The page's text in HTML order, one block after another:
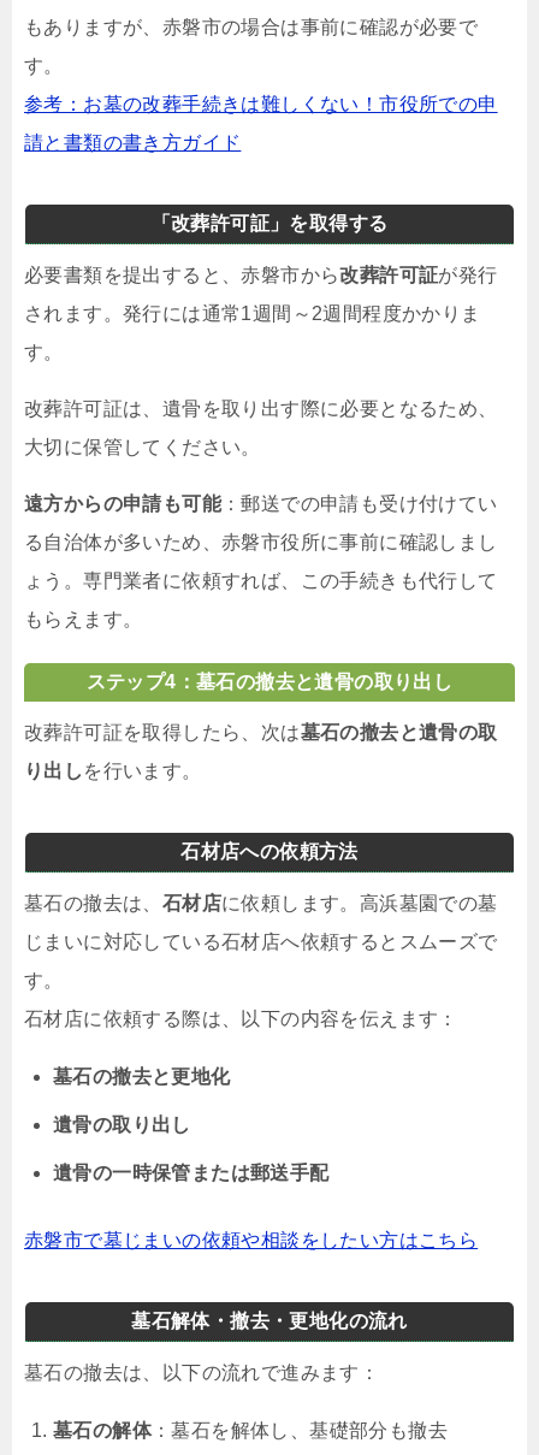
もありますが、赤磐市の場合は事前に確認が必要で
す。
参考：お墓の改葬手続きは難しくない！市役所での申
請と書類の書き方ガイド
「改葬許可証」を取得する
必要書類を提出すると、赤磐市から改葬許可証が発行
されます。発行には通常1週間～2週間程度かかりま
す。
改葬許可証は、遺骨を取り出す際に必要となるため、
大切に保管してください。
遠方からの申請も可能：郵送での申請も受け付けてい
る自治体が多いため、赤磐市役所に事前に確認しまし
ょう。専門業者に依頼すれば、この手続きも代行して
もらえます。
ステップ4：墓石の撤去と遺骨の取り出し
改葬許可証を取得したら、次は墓石の撤去と遺骨の取
り出し を行います。
石材店への依頼方法
墓石の撤去は、 石材店に依頼します。高浜墓園での墓
じまいに対応している石材店へ依頼するとスムーズで
す。
石材店に依頼する際は、以下の内容を伝えます：
墓石の撤去と更地化
遺骨の取り出し
遺骨の一時保管または郵送手配
赤磐市で墓じまいの依頼や相談をしたい方はこちら
墓石解体・撤去・更地化の流れ
墓石の撤去は、以下の流れで進みます：
墓石の解体：墓石を解体し、基礎部分も撤去